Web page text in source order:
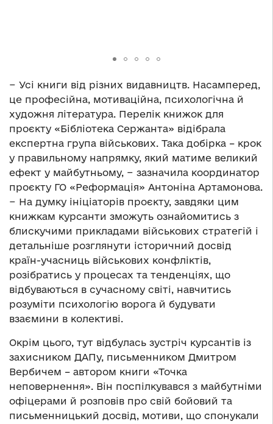
− Усі книги від різних видавництв. Насамперед,
це професійна, мотиваційна, психологічна й
художня література. Перелік книжок для
проєкту «Бібліотека Сержанта» відібрала
експертна група військових. Така добірка – крок
у правильному напрямку, який матиме великий
ефект у майбутньому, − зазначила координатор
проєкту ГО «Реформація» Антоніна Артамонова.
− На думку ініціаторів проєкту, завдяки цим
книжкам курсанти зможуть ознайомитись з
блискучими прикладами військових стратегій і
детальніше розглянути історичний досвід
країн-учасниць військових конфліктів,
розібратись у процесах та тенденціях, що
відбуваються в сучасному світі, навчитись
розуміти психологію ворога й будувати
взаємини в колективі.
Окрім цього, тут відбулась зустріч курсантів із
захисником ДАПу, письменником Дмитром
Вербичем – автором книги «Точка
неповернення». Він поспілкувався з майбутніми
офіцерами й розповів про свій бойовий та
письменницький досвід, мотиви, що спонукали